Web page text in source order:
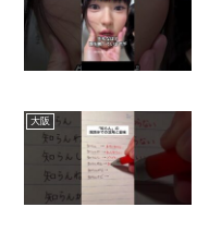
大阪